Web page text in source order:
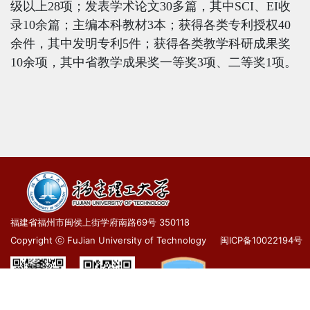
级以上28项；发表学术论文30多篇，其中SCI、 EI收
录10余篇；主编本科教材3本；获得各类专利授权40
余件，其中发明专利 5件；获得各类教学科研成果奖
10余项，其中省教学成果奖一等奖3项、二等奖1项。
福建省福州市闽侯上街学府南路69号 350118
Copyright ⓒ FuJian University of Technology
闽ICP备10022194号